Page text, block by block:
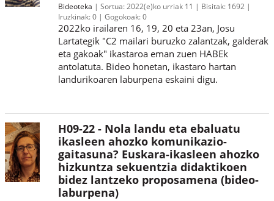
Bideoteka Sortua: 2022(e)ko urriak 11 Bisitak: 1692
Iruzkinak:0 Gogokoak:0
2022ko irailaren 16, 19, 20 eta 23an, Josu
Lartategik "C2 mailari buruzko zalantzak, galderak
eta gakoak" ikastaroa eman zuen HABEk
antolatuta. Bideo honetan, ikastaro hartan
landurikoaren laburpena eskaini digu.
H09-22 - Nola landu eta ebaluatu
ikasleen ahozko komunikazio-
gaitasuna? Euskara-ikasleen ahozko
hizkuntza sekuentzia didaktikoen
bidez lantzeko proposamena (bideo-
laburpena)